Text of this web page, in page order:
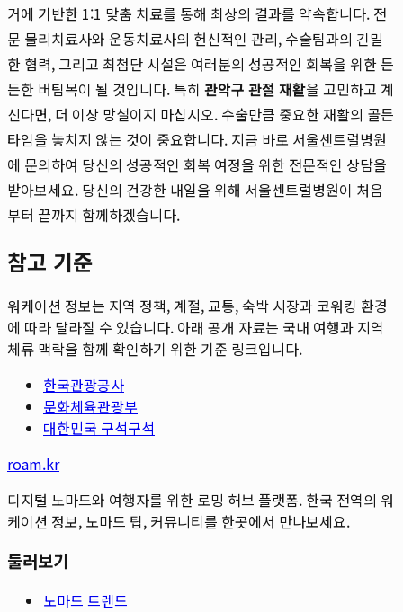
거에 기반한 1:1 맞춤 치료를 통해 최상의 결과를 약속합니다. 전
문 물리치료사와 운동치료사의 헌신적인 관리, 수술팀과의 긴밀
한 협력, 그리고 최첨단 시설은 여러분의 성공적인 회복을 위한 든
든한 버팀목이 될 것입니다. 특히 관악구 관절 재활을 고민하고 계
신다면, 더 이상 망설이지 마십시오. 수술만큼 중요한 재활의 골든
타임을 놓치지 않는 것이 중요합니다. 지금 바로 서울센트럴병원
에 문의하여 당신의 성공적인 회복 여정을 위한 전문적인 상담을
받아보세요. 당신의 건강한 내일을 위해 서울센트럴병원이 처음
부터 끝까지 함께하겠습니다.
참고 기준
워케이션 정보는 지역 정책, 계절, 교통, 숙박 시장과 코워킹 환경
에 따라 달라질 수 있습니다. 아래 공개 자료는 국내 여행과 지역
체류 맥락을 함께 확인하기 위한 기준 링크입니다.
한국관광공사
문화체육관광부
대한민국 구석구석
roam.kr
디지털 노마드와 여행자를 위한 로밍 허브 플랫폼. 한국 전역의 워
케이션 정보, 노마드 팁, 커뮤니티를 한곳에서 만나보세요.
둘러보기
노마드 트렌드